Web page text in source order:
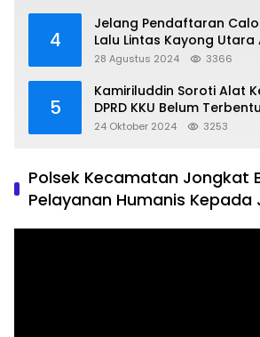
4
Jelang Pendaftaran
Lalu Lintas Kayong Utara
Kondusif
28 Agustus 2024 3366
5
Kamiriluddin Soroti Alat
DPRD KKU Belum
24 Oktober 2024 3253
Polsek Kecamatan Jongkat
Pelayanan Humanis Kepada